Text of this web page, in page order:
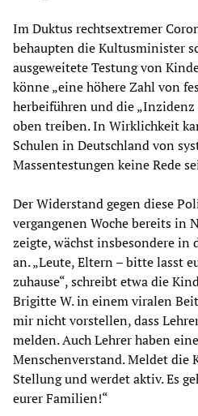
Im Duktus rechtsextremer
behaupten die Kultusminister
ausgeweitete Testung von
könne „eine höhere Zahl von
herbeiführen und die
oben treiben. In Wirklichkeit
Schulen in Deutschland von
Massentestungen keine Rede
Der Widerstand gegen diese
vergangenen Woche bereits in
zeigte, wächst insbesondere in
an. „Leute, Eltern – bitte lasst
zuhause“, schreibt etwa die
Brigitte W. in einem viralen
mir nicht vorstellen, dass
melden. Auch Lehrer haben
Menschenverstand. Meldet die
Stellung und werdet aktiv. Es
eurer Familien!“